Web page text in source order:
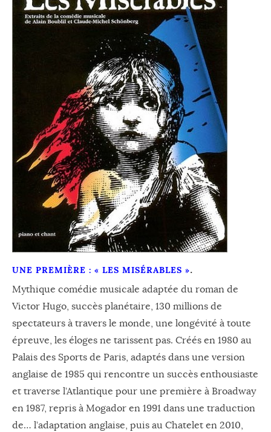
UNE PREMIÈRE : « LES MISÉRABLES ».
Mythique comédie musicale adaptée du roman de
Victor Hugo, succès planétaire, 130 millions de
spectateurs à travers le monde, une longévité à toute
épreuve, les éloges ne tarissent pas. Créés en 1980 au
Palais des Sports de Paris, adaptés dans une version
anglaise de 1985 qui rencontre un succès enthousiaste
et traverse l’Atlantique pour une première à Broadway
en 1987, repris à Mogador en 1991 dans une traduction
de… l’adaptation anglaise, puis au Chatelet en 2010,